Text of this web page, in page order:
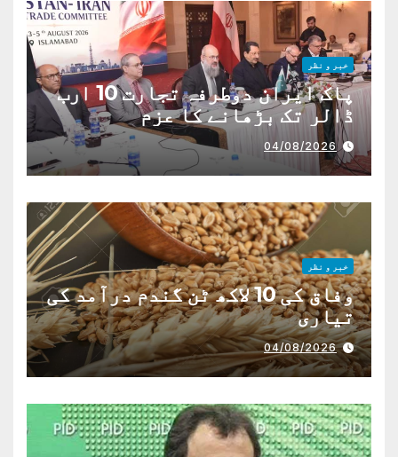
خبر و نظر
پاک ایران دوطرفہ تجارت 10 ارب
ڈالر تک بڑھانے کا عزم
04/08/2026
خبر و نظر
وفاق کی 10 لاکھ ٹن گندم درآمد کی
تیاری
04/08/2026